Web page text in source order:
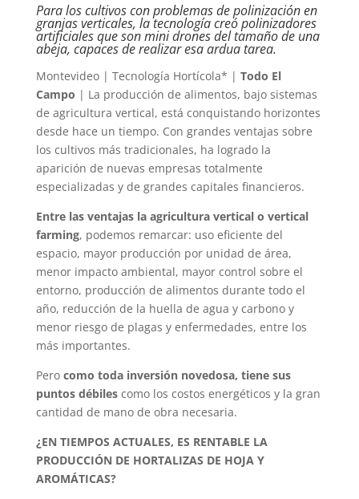
Para los cultivos con problemas de polinización en
granjas verticales, la tecnología creó polinizadores
artificiales que son mini drones del tamaño de una
abeja, capaces de realizar esa ardua tarea.
Montevideo | Tecnología Hortícola* | Todo El
Campo | La producción de alimentos, bajo sistemas
de agricultura vertical, está conquistando horizontes
desde hace un tiempo. Con grandes ventajas sobre
los cultivos más tradicionales, ha logrado la
aparición de nuevas empresas totalmente
especializadas y de grandes capitales financieros.
Entre las ventajas la agricultura vertical o vertical
farming, podemos remarcar: uso eficiente del
espacio, mayor producción por unidad de área,
menor impacto ambiental, mayor control sobre el
entorno, producción de alimentos durante todo el
año, reducción de la huella de agua y carbono y
menor riesgo de plagas y enfermedades, entre los
más importantes.
Pero como toda inversión novedosa, tiene sus
puntos débilescomo los costos energéticos y la gran
cantidad de mano de obra necesaria.
¿EN TIEMPOS ACTUALES, ES RENTABLE LA
PRODUCCIÓN DE HORTALIZAS DE HOJA Y
AROMÁTICAS?